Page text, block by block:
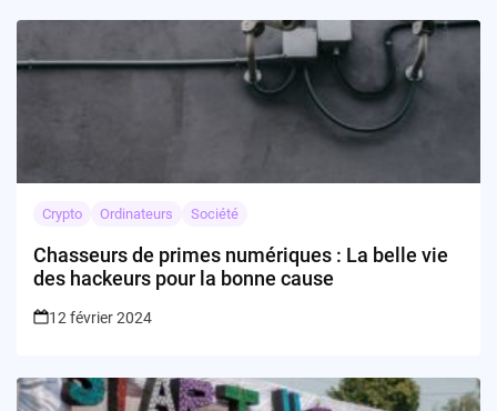
Crypto Ordinateurs Société
Chasseurs de primes numériques : La belle vie
des hackeurs pour la bonne cause
12 février 2024